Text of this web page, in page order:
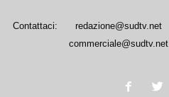
Contattaci:
redazione@sudtv.net
commerciale@sudtv.net